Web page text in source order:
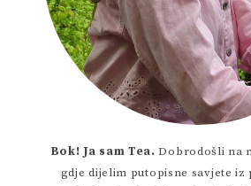
Bok! Ja sam Tea.Dobrodošli na
gdje dijelim putopisne savjete iz